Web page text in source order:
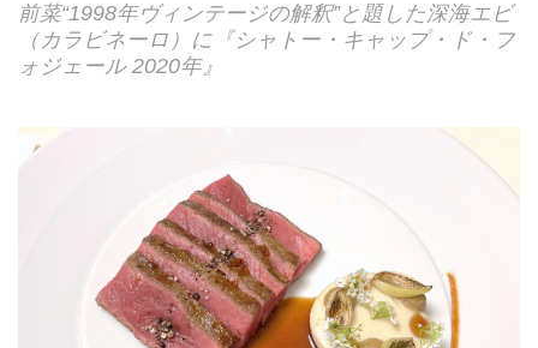
前菜“1998年ヴィンテージの解釈”と題した深海エビ
（カラビネーロ）に『シャトー・キャップ・ド・フ
ォジェール 2020年』